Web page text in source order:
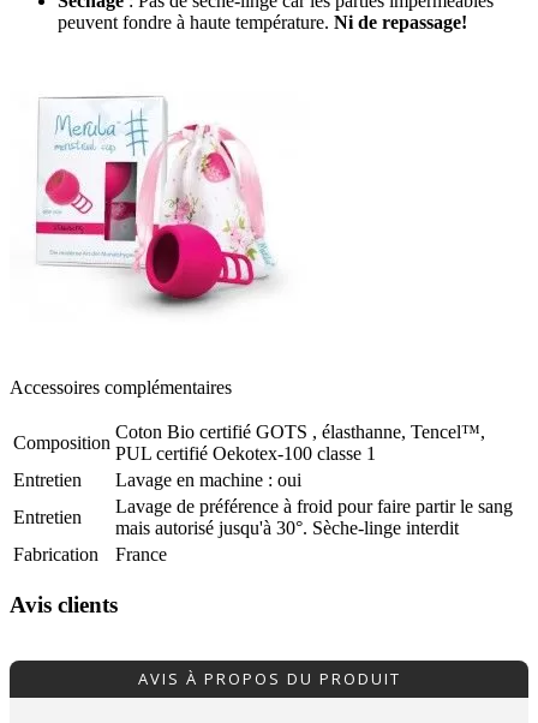
peuvent fondre à haute température. Ni de repassage!
Accessoires complémentaires
Composition
Coton Bio certifié GOTS , élasthanne, Tencel™,
PUL certifié Oekotex-100 classe 1
Entretien
Lavage en machine : oui
Entretien
Lavage de préférence à froid pour faire partir le sang
mais autorisé jusqu'à 30°. Sèche-linge interdit
Fabrication
France
Avis clients
AVIS À PROPOS DU PRODUIT